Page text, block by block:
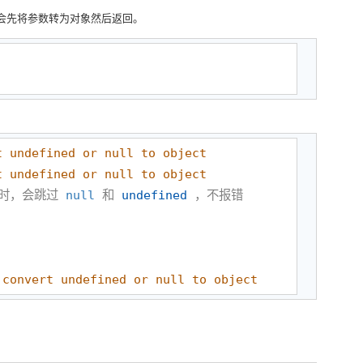
将参数转为对象然后返回。
undefined or null to object
undefined or null to object
，会跳过 null 和 undefined
convert undefined or null to object